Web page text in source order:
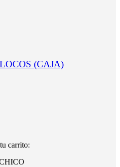
(CAJA)
carrito: